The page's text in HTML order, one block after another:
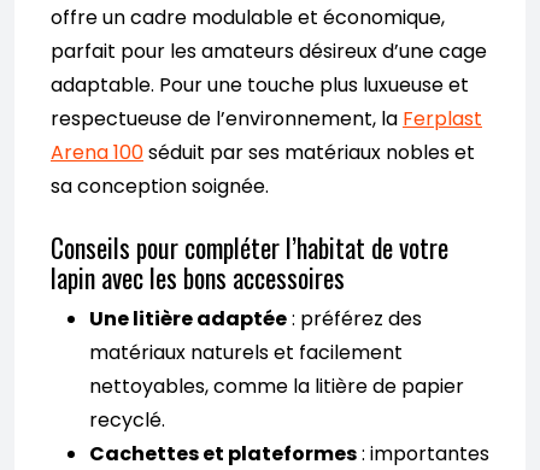
offre un cadre modulable et économique,
parfait pour les amateurs désireux d’une cage
adaptable. Pour une touche plus luxueuse et
respectueuse de l’environnement, la Ferplast
Arena 100séduit par ses matériaux nobles et
sa conception soignée.
Conseils pour compléter l’habitat de votre
lapin avec les bons accessoires
Une litière adaptée: préférez des
matériaux naturels et facilement
nettoyables, comme la litière de papier
recyclé.
Cachettes et plateformes: importantes